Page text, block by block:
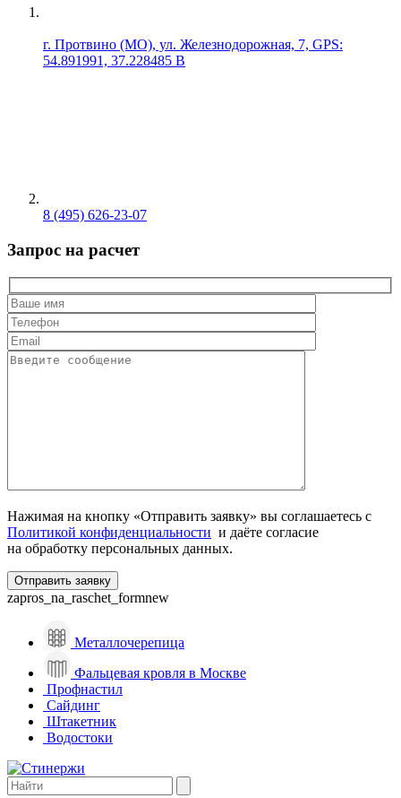
г. Протвино (МО), ул. Железнодорожная, 7, GPS:
54.891991, 37.228485 В
8 (495) 626-23-07
Запрос на расчет
Нажимая на кнопку «Отправить заявку» вы соглашаетесь с
Политикой конфиденциальности и даёте согласие
на обработку персональных данных.
zapros_na_raschet_formnew
Металлочерепица
Фальцевая кровля в Москве
Профнастил
Сайдинг
Штакетник
Водостоки